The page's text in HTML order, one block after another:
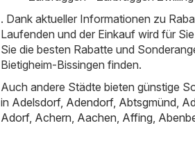
. Dank aktueller Informationen zu
Laufenden und der Einkauf wird für
Sie die besten Rabatte und
Bietigheim-Bissingen finden.
Auch andere Städte bieten günstige
in Adelsdorf, Adendorf, Abtsgmünd,
Adorf, Achern, Aachen, Affing,